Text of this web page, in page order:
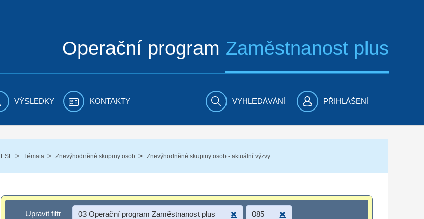
Operační program Zaměstnanost plus
VÝSLEDKY KONTAKTY VYHLEDÁVÁNÍ PŘIHLÁŠENÍ
ESF / Témata / Znevýhodněné skupiny osob / Znevýhodněné skupiny osob - aktuální výzvy
Upravit filtr
Upravit filtr 03 Operační program Zaměstnanost plus 085